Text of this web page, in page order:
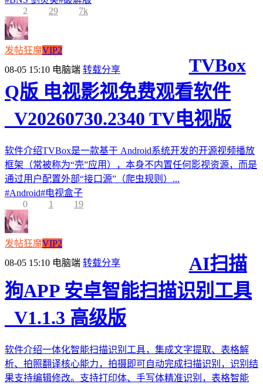
2
29 7k
发帖狂魔VIP2
08-05 15:10 电脑端 转载分享
TVBox
Q版 电视影视免费观看软件
_V20260730.2340 TV电视版
软件介绍TVBox是一款基于 Android系统开发的开源视频播放
框架（常被称为“壳”应用），本身不内置任何影视资源，而是
通过用户配置外部“接口源”（爬虫规则）...
#Android#电视盒子
0
1 19
发帖狂魔VIP2
08-05 15:10 电脑端 转载分享
AI扫描
狗APP 安卓智能扫描识别工具
_V1.1.3 高级版
软件介绍一体化智能扫描识别工具，集成文字提取、表格解
析、拍照翻译核心能力，拍摄即可自动完成扫描识别，识别结
果支持编辑修改。支持打印体、手写体精准识别，表格智能